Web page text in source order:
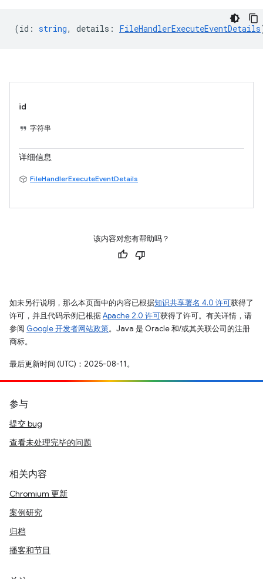
(id : string, details : FileHandlerExecuteEventDetails
id
字符串
详细信息
FileHandlerExecuteEventDetails
该内容对您有帮助吗？
如未另行说明，那么本页面中的内容已根据知识共享署名 4.0 许可获得了
许可，并且代码示例已根据Apache 2.0 许可获得了许可。有关详情，请
参阅 Google 开发者网站政策。Java 是 Oracle 和/或其关联公司的注册
商标。
最后更新时间 (UTC)：2025-08-11。
参与
提交 bug
查看未处理完毕的问题
相关内容
Chromium 更新
案例研究
归档
播客和节目